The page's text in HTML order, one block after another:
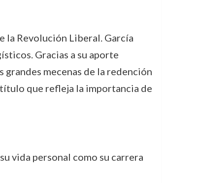
la Revolución Liberal. García
Gracias a su aporte
mecenas de la redención
que refleja la importancia de
vida personal como su carrera